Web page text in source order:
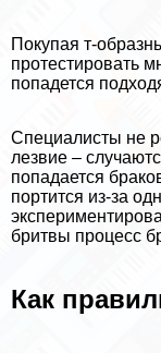
Покупая т-
протестировать
попадется
Специалисты не
лезвие –
попадается
портится из-за
бритвы процесс
Как